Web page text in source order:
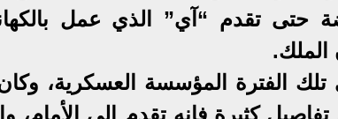
تقدم “آي” الذي عمل
الفترة المؤسسة العسكرية،
كثيرة فإنه تقدم إلى الأمام،